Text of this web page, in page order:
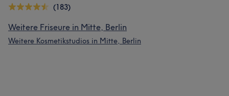
(183)
Weitere Friseure in Mitte, Berlin
Weitere Kosmetikstudios in Mitte, Berlin